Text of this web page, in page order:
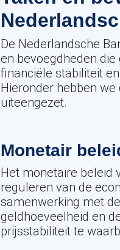
De Nederlandsche
en bevoegdheden
financiële stabiliteit
Hieronder hebben
uiteengezet.
Monetair
Het monetaire beleid
reguleren van de
samenwerking met
geldhoeveelheid en
prijsstabiliteit te